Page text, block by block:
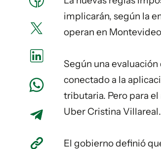
implicarán, según la
operan en
Según una
conectado a la
tributaria. Pero para
Uber Cristina Villareal.
El gobierno definió